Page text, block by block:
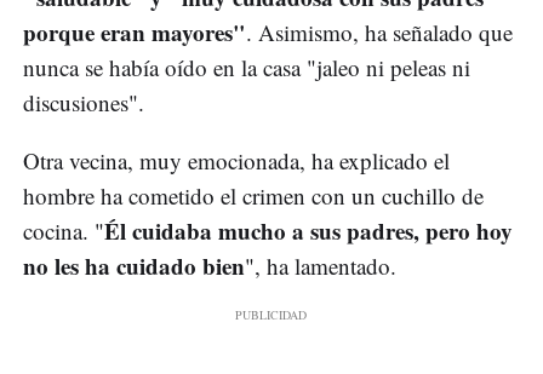
porque eran mayores". Asimismo, ha señalado que
nunca se había oído en la casa "jaleo ni peleas ni
discusiones".
Otra vecina, muy emocionada, ha explicado el
hombre ha cometido el crimen con un cuchillo de
cocina. "Él cuidaba mucho a sus padres, pero hoy
no les ha cuidado bien", ha lamentado.